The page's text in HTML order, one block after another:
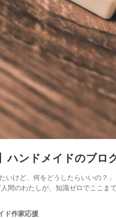
ハンドメイドのブロ
いけど、何をどうしたらいいの
間のわたしが、知識ゼロでここ
ド作家応援